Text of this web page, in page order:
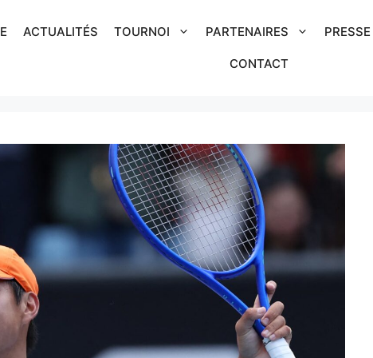
ACTUALITÉS TOURNOI PARTENAIRES PRESSE
CONTACT